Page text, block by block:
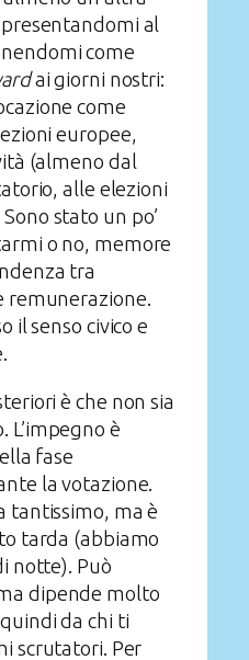
al
come
ai giorni nostri:
come
europee,
(almeno dal
alle elezioni
stato un po’
o no, memore
tra
remunerazione.
il senso civico e
è che non sia
L’impegno è
fase
la votazione.
tantissimo, ma è
tarda (abbiamo
notte). Può
dipende molto
da chi ti
scrutatori. Per